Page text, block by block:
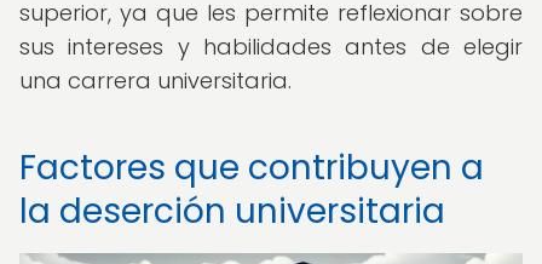
superior, ya que les permite reflexionar sobre
sus intereses y habilidades antes de elegir
una carrera universitaria.
Factores que contribuyen a
la deserción universitaria